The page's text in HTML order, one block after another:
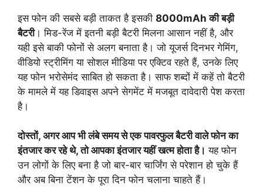
इस फोन की सबसे बड़ी ताकत है इसकी 8000mAh की बड़ी
बैटरी। मिड-रेंज में इतनी बड़ी बैटरी मिलना आसान नहीं है, और
यही इसे बाकी फोनों से अलग बनाता है। जो यूजर्स दिनभर गेमिंग,
वीडियो स्ट्रीमिंग या सोशल मीडिया पर एक्टिव रहते हैं, उनके लिए
यह फोन भरोसेमंद साबित हो सकता है। साफ शब्दों में कहें तो बैटरी
के मामले में यह डिवाइस अपने सेगमेंट में मजबूत दावेदारी पेश करता
है।
दोस्तों, अगर आप भी लंबे समय से एक पावरफुल बैटरी वाले फोन का
इंतजार कर रहे थे, तो आपका इंतजार यहीं खत्म होता है। यह फोन
उन लोगों के लिए बना है जो बार-बार चार्जिंग से परेशान हो चुके हैं
और अब बिना टेंशन के पूरा दिन फोन चलाना चाहते हैं।